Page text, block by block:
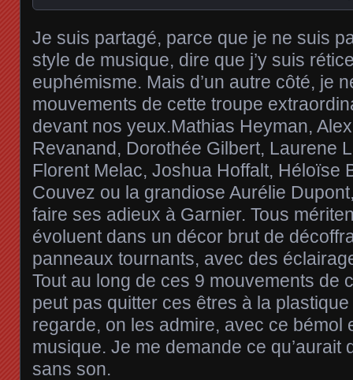
Je suis partagé, parce que je ne suis
style de musique, dire que j’y suis
euphémisme. Mais d’un autre côté, je
mouvements de cette troupe
devant nos yeux.Mathias Heyman,
Revanand, Dorothée Gilbert, Laurene
Florent Melac, Joshua Hoffalt, Héloïse
Couvez ou la grandiose Aurélie
faire ses adieux à Garnier. Tous
évoluent dans un décor brut de
panneaux tournants, avec des
Tout au long de ces 9 mouvements de
peut pas quitter ces êtres à la
regarde, on les admire, avec ce bémol
musique. Je me demande ce qu’aurait
sans son.